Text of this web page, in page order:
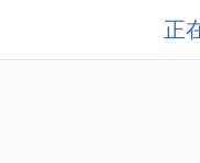
正